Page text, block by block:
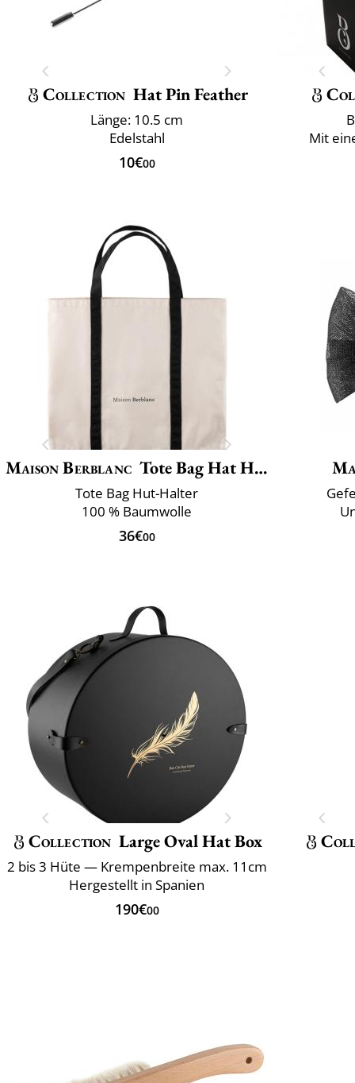
Collection Hat Pin Feather
Länge: 10.5 cm
Edelstahl
10€00
Mit
Maison Berblanc Tote Bag Hat Holder
Tote Bag Hut-Halter
100 % Baumwolle
36€00
Collection Large Oval Hat Box
2 bis 3 Hüte — Krempenbreite max. 11cm
Hergestellt in Spanien
190€00